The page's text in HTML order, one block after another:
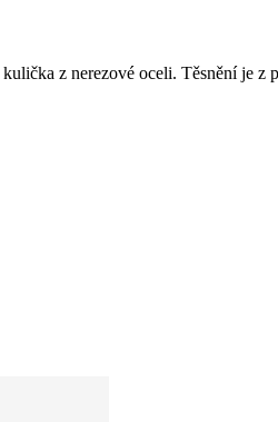
z nerezové oceli. Těsnění je z